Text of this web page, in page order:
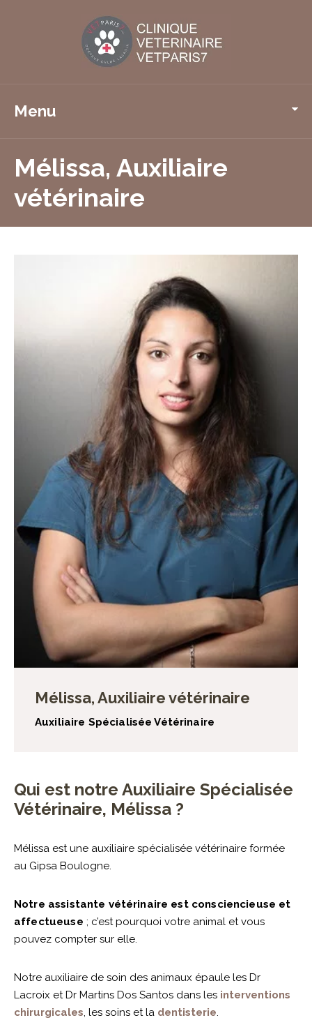
Menu
Mélissa, Auxiliaire
vétérinaire
Mélissa, Auxiliaire vétérinaire
Auxiliaire Spécialisée Vétérinaire
Qui est notre Auxiliaire Spécialisée
Vétérinaire, Mélissa ?
Mélissa est une auxiliaire spécialisée vétérinaire formée
au Gipsa Boulogne.
Notre assistante vétérinaire est consciencieuse et
affectueuse ; c’est pourquoi votre animal et vous
pouvez compter sur elle.
Notre auxiliaire de soin des animaux épaule les Dr
Lacroix et Dr Martins Dos Santos dans les interventions
chirurgicales, les soins et la dentisterie.